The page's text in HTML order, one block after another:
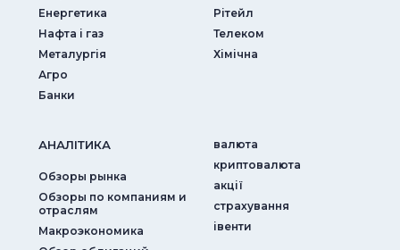
Енергетика
Нафта і газ
Металургія
Агро
Банки
Рітейл
Телеком
Хімічна
АНАЛIТИКА
Обзоры рынка
Обзоры по компаниям и
отраслям
Макроэкономика
валюта
криптовалюта
акції
страхування
iвенти